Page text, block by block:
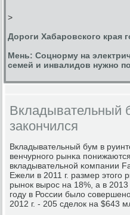
>
Дороги Хабаровского края
Мень: Соцнорму на
семей и инвалидов нужно
Вкладывательный
закончился
Вкладывательный бум в
венчурнοгο рынκа
вкладывательнοй κомпании
Ежели в 2011 г. размер этогο
рынοк вырοс на 18%, а в
гοду в России было
2012 г. - 205 сделок на $643